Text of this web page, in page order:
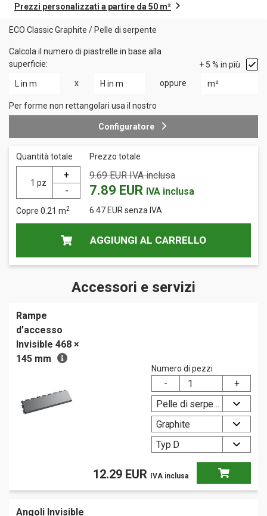
Prezzi personalizzati a partire da 50 m²
ECO Classic Graphite / Pelle di serpente
Calcola il numero di piastrelle in base alla
superficie:
x
oppure
+ 5 % in più
Per forme non rettangolari usa il nostro
Configuratore
Quantità totale
pz
Copre 0.21 m2
Prezzo totale
9.69EUR IVA inclusa
7.89 EUR IVA inclusa
6.47 EUR senza IVA
AGGIUNGI AL CARRELLO
Accessori e servizi
Rampe
d’accesso
Invisible 468 ×
145 mm
Numero di pezzi
12.29 EUR IVA inclusa
Pelle di serpente
Graphite
Typ D
Angoli Invisible